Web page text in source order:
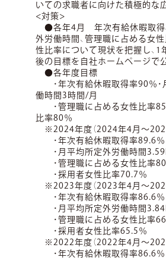
いての求職者に向けた積極的な
<対策>
●各年4月 年次有給休暇取得
外労働時間、管理職に占める女性
性比率について現状を把握し、1
後の目標を自社ホームページで
●各年度目標
・年次有給休暇取得率90％・
働時間3時間/月
・管理職に占める女性比率85
比率80％
※2024年度（2024年4月～
・年次有給休暇取得率89.6％
・月平均所定外労働時間3.59
・管理職に占める女性比率
・採用者女性比率70.7％
※2023年度（2023年4月～
・年次有給休暇取得率86.6％
・月平均所定外労働時間3.84
・管理職に占める女性比率
・採用者女性比率65.5％
※2022年度（2022年4月～
・年次有給休暇取得率86.6％